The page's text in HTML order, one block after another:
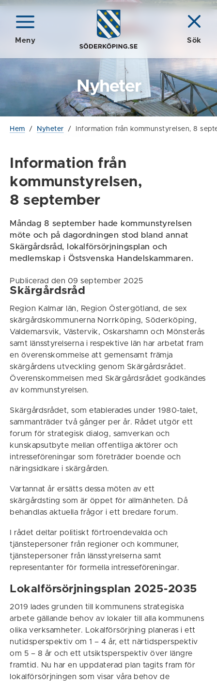
Meny Sök
Nyheter
Hem / Nyheter / Information från kommunstyrelsen, 8
Information från
kommunstyrelsen,
8 september
Måndag 8 september hade kommunstyrelsen
möte och på dagordningen stod bland annat
Skärgårdsråd, lokalförsörjningsplan och
medlemskap i Östsvenska Handelskammaren.
Publicerad den 09 september 2025
Skärgårdsråd
Region Kalmar län, Region Östergötland, de sex
skärgårdskommunerna Norrköping, Söderköping,
Valdemarsvik, Västervik, Oskarshamn och Mönsterås
samt länsstyrelserna i respektive län har arbetat fram
en överenskommelse att gemensamt främja
skärgårdens utveckling genom Skärgårdsrådet.
Överenskommelsen med Skärgårdsrådet godkändes
av kommunstyrelsen.
Skärgårdsrådet, som etablerades under 1980-talet,
sammanträder två gånger per år. Rådet utgör ett
forum för strategisk dialog, samverkan och
kunskapsutbyte mellan offentliga aktörer och
intresseföreningar som företräder boende och
näringsidkare i skärgården.
Vartannat år ersätts dessa möten av ett
skärgårdsting som är öppet för allmänheten. Då
behandlas aktuella frågor i ett bredare forum.
I rådet deltar politiskt förtroendevalda och
tjänstepersoner från regioner och kommuner,
tjänstepersoner från länsstyrelserna samt
representanter för formella intresseföreningar.
Lokalförsörjningsplan 2025-2035
2019 lades grunden till kommunens strategiska
arbete gällande behov av lokaler till alla kommunens
olika verksamheter. Lokalförsörjning planeras i ett
nutidsperspektiv om 1 – 4 år, ett närtidsperspektiv
om 5 – 8 år och ett utsiktsperspektiv över längre
framtid. Nu har en uppdaterad plan tagits fram för
lokalförsörjningen som visar våra behov de